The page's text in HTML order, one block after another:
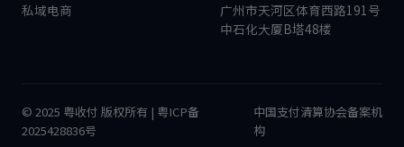
私域电商
广州市天河区体育西路191号
中石化大厦B塔48楼
© 2025 粤收付 版权所有 | 粤ICP备
2025428836号
中国支付清算协会备案机
构